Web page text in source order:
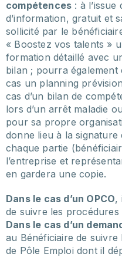
compétences : à l’issue
d’information, gratuit et
sollicité par le
« Boostez vos talents »
formation détaillé avec
bilan ; pourra également
cas un planning
cas d’un bilan de
lors d’un arrêt maladie
pour sa propre
donne lieu à la signature
chaque partie
l’entreprise et
en gardera une copie.
Dans le cas d’un OPCO,
de suivre les procédures
Dans le cas d’un
au Bénéficiaire de suivre
de Pôle Emploi dont il